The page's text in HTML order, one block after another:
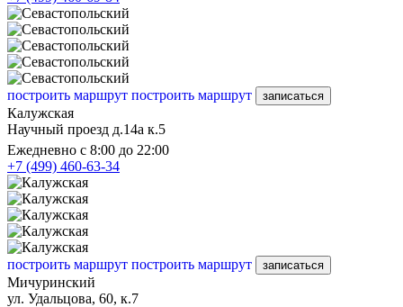
построить маршрут построить маршрут записаться
Калужская
Научный проезд д.14а к.5
Ежедневно с 8:00 до 22:00
+7 (499) 460-63-34
построить маршрут построить маршрут записаться
Мичуринский
ул. Удальцова, 60, к.7